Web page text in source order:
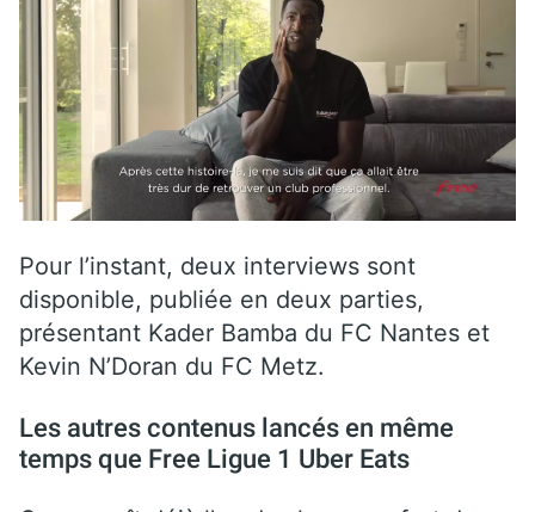
Pour l’instant, deux interviews sont
disponible, publiée en deux parties,
présentant Kader Bamba du FC Nantes et
Kevin N’Doran du FC Metz.
Les autres contenus lancés en même
temps que Free Ligue 1 Uber Eats